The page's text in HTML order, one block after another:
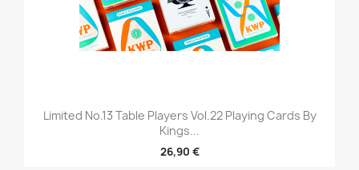
Limited No.13 Table Players Vol.22 Playing Cards By
Kings...
26,90 €